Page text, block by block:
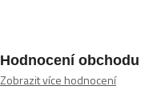
Hodnocení obchodu
Zobrazit více hodnocení